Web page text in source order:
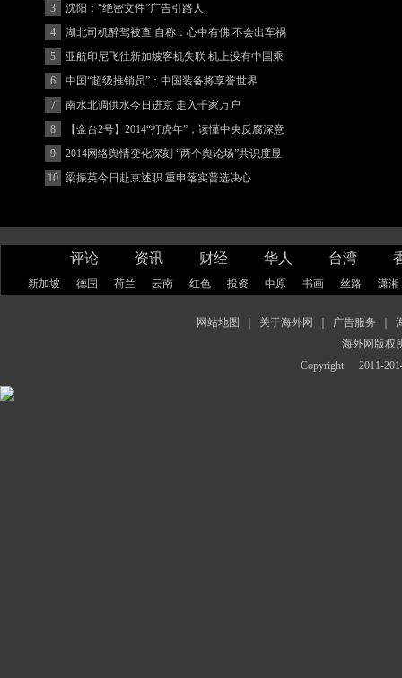
3
沈阳：“绝密文件”广告引路人
4
湖北司机醉驾被查 自称：心中有佛 不会出车祸
(图)
5
亚航印尼飞往新加坡客机失联 机上没有中国乘
客
6
中国“超级推销员”：中国装备将享誉世界
7
南水北调供水今日进京 走入千家万户
8
【金台2号】2014“打虎年”，读懂中央反腐深意
9
2014网络舆情变化深刻 “两个舆论场”共识度显
著增强
10 梁振英今日赴京述职 重申落实普选决心
评论 资讯 财经 华人 台湾
新加坡 德国 荷兰 云南 红色 投资 中原 书画 丝路 潇湘
网站地图 关于海外网 广告服务
海外网版权
Copyright
2011-